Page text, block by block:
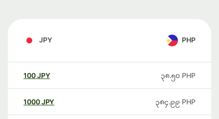
JPY PHP
100JPY ၃၈.၅၀ PHP
1000JPY ၃၈၄.၉၉ PHP